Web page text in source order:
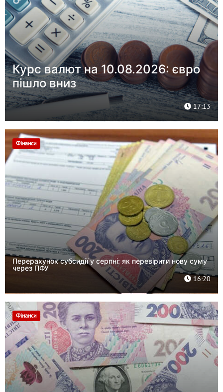
Курс валют на 10.08.2026: євро
пішло вниз
17:13
Фінанси
Перерахунок субсидії у серпні: як перевірити нову суму
через ПФУ
16:20
Фінанси